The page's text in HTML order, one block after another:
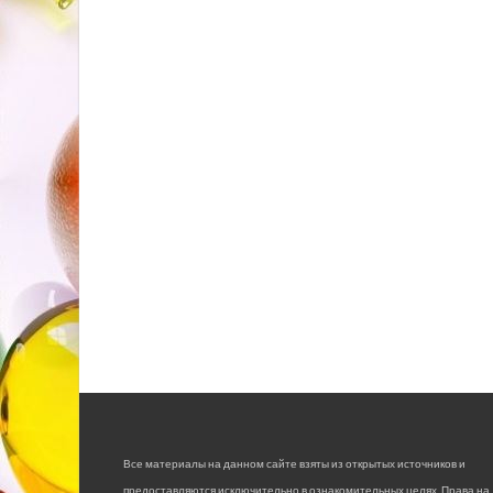
Все материалы на данном сайте взяты из открытых источников и
предоставляются исключительно в ознакомительных целях. Права на